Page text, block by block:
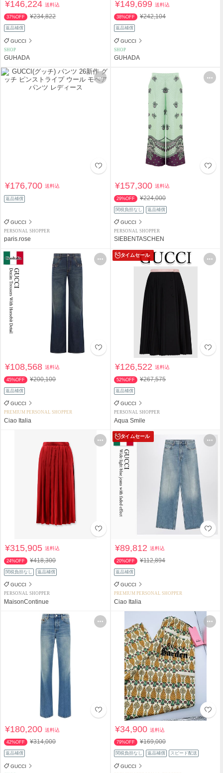
¥146,224送料込
37%OFF ¥234,822
返品補償
GUCCI
SHOP
GUHADA
¥149,699送料込
38%OFF ¥242,104
返品補償
GUCCI
SHOP
GUHADA
¥176,700送料込
返品補償
GUCCI
PERSONAL SHOPPER
paris.rose
¥157,300送料込
29%OFF ¥224,000
関税負担なし 返品補償
GUCCI
PERSONAL SHOPPER
SIEBENTASCHEN
¥108,568送料込
45%OFF ¥200,100
返品補償
GUCCI
PREMIUM PERSONAL SHOPPER
Ciao Italia
タイムセール
¥126,522送料込
52%OFF ¥267,575
返品補償
GUCCI
PERSONAL SHOPPER
Aqua Smile
¥315,905送料込
24%OFF ¥418,300
関税負担なし 返品補償
GUCCI
PERSONAL SHOPPER
MaisonContinue
タイムセール
¥89,812送料込
20%OFF ¥112,894
返品補償
GUCCI
PREMIUM PERSONAL SHOPPER
Ciao Italia
¥180,200送料込
42%OFF ¥314,000
返品補償
GUCCI
¥34,900送料込
79%OFF ¥169,000
関税負担なし 返品補償 スピード配送
GUCCI